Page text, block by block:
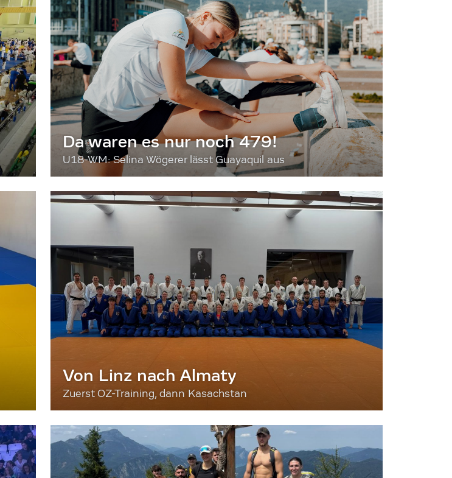
Da waren es nur noch 479!
U18-WM: Selina Wögerer lässt Guayaquil aus
Von Linz nach Almaty
Zuerst OZ-Training, dann Kasachstan